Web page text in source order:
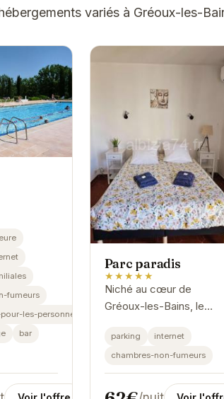
variés à Gréoux-les-
fumeurs
les-personnes-handicapees
bar
Parc paradis
★★★★★
Niché au cœur de
Gréoux-les-Bains, le
cadre idéal pour une
escapade relaxante.
parking
internet
chambres-non-fumeurs